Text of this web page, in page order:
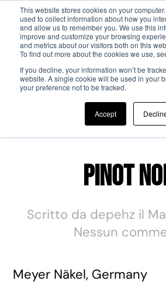
This website stores cookies on your
used to collect information about how you
and allow us to remember you. We use this
improve and customize your browsing
and metrics about our visitors both on this
To find out more about the cookies we use,
If you decline, your information won’t be
website. A single cookie will be used in your
your preference not to be tracked.
Accept
Passa al contenuto
Dish Category:Red
Pinot
Scritto da depehz il
Nessun
Meyer Näkel, Germany